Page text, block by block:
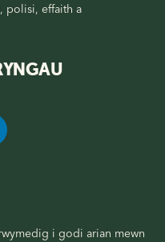
polisi, effaith a
i godi arian mewn